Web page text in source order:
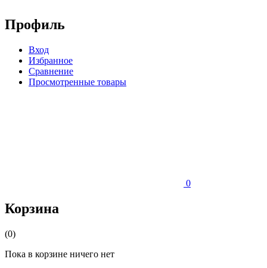
Профиль
Вход
Избранное
Сравнение
Просмотренные товары
0
Корзина
(0)
Пока в корзине ничего нет